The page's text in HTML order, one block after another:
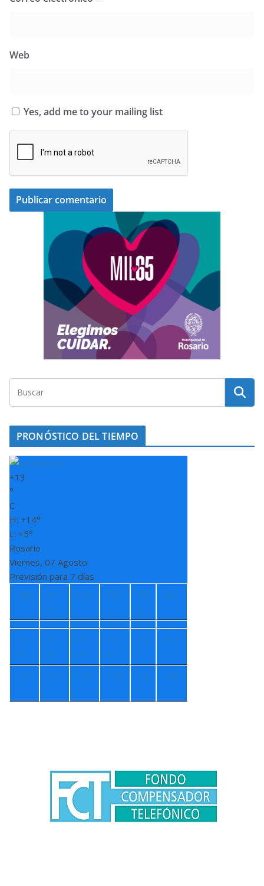
Web
Yes, add me to your mailing list
PRONÓSTICO DEL TIEMPO
+13
°
C
H: +14°
L: +5°
Rosario
Viernes, 07 Agosto
Previsión para 7 días
Sáb
Do
m
Lun
Ma
r
Mi
é
Jue
+1
6°
+1
5°
+1
4°
+1
3°
+9
°
+11
°
+6° +5° +4° +4° +8
°
+8°